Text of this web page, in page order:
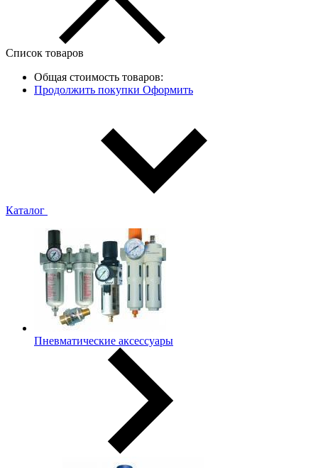
Список товаров
Общая стоимость товаров:
Продолжить покупки Оформить
Каталог
Пневматические аксессуары